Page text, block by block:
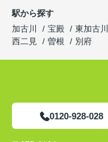
駅から探す
加古川
宝殿 東加古川
西二見
曽根 別府
0120-928-028